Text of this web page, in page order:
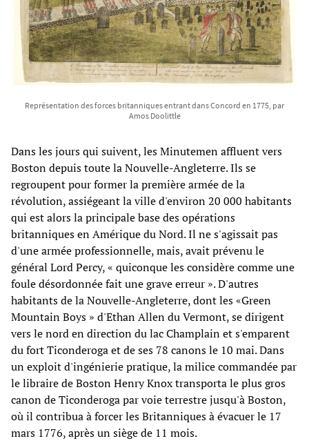
Représentation des forces britanniques entrant dans Concord en 1775, par
Amos Doolittle
Dans les jours qui suivent, les Minutemen affluent vers
Boston depuis toute la Nouvelle-Angleterre. Ils se
regroupent pour former la première armée de la
révolution, assiégeant la ville d'environ 20 000 habitants
qui est alors la principale base des opérations
britanniques en Amérique du Nord. Il ne s'agissait pas
d'une armée professionnelle, mais, avait prévenu le
général Lord Percy, « quiconque les considère comme une
foule désordonnée fait une grave erreur ». D'autres
habitants de la Nouvelle-Angleterre, dont les «Green
Mountain Boys » d'Ethan Allen du Vermont, se dirigent
vers le nord en direction du lac Champlain et s'emparent
du fort Ticonderoga et de ses 78 canons le 10 mai. Dans
un exploit d'ingénierie pratique, la milice commandée par
le libraire de Boston Henry Knox transporta le plus gros
canon de Ticonderoga par voie terrestre jusqu'à Boston,
où il contribua à forcer les Britanniques à évacuer le 17
mars 1776, après un siège de 11 mois.